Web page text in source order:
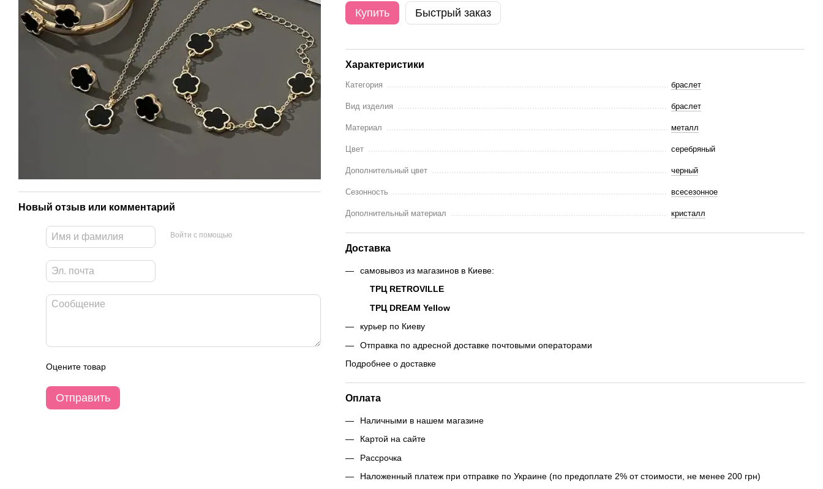
Новый отзыв или комментарий
Войти с помощью
Оцените товар
Отправить
Купить Быстрый заказ
Характеристики
Категория браслет
Вид изделия браслет
Материал металл
Цвет серебряный
Дополнительный цвет черный
Сезонность всесезонное
Дополнительный материал кристалл
Доставка
самовывоз из магазинов в Киеве:
ТРЦ RETROVILLE
ТРЦ DREAM Yellow
курьер по Киеву
Отправка по адресной доставке почтовыми операторами
Подробнее о доставке
Оплата
Наличными в нашем магазине
Картой на сайте
Рассрочка
Наложенный платеж при отправке по Украине (по предоплате 2% от стоимости, не менее 200 грн)